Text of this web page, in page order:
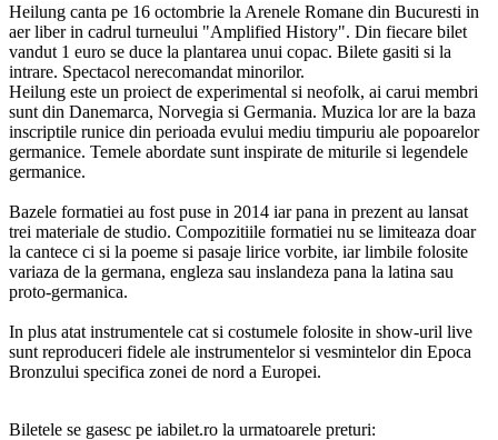
Heilung canta pe 16 octombrie la Arenele Romane din Bucuresti in
aer liber in cadrul turneului "Amplified History". Din fiecare bilet
vandut 1 euro se duce la plantarea unui copac. Bilete gasiti si la
intrare. Spectacol nerecomandat minorilor.
Heilung este un proiect de experimental si neofolk, ai carui membri
sunt din Danemarca, Norvegia si Germania. Muzica lor are la baza
inscriptile runice din perioada evului mediu timpuriu ale popoarelor
germanice. Temele abordate sunt inspirate de miturile si legendele
germanice.
Bazele formatiei au fost puse in 2014 iar pana in prezent au lansat
trei materiale de studio. Compozitiile formatiei nu se limiteaza doar
la cantece ci si la poeme si pasaje lirice vorbite, iar limbile folosite
variaza de la germana, engleza sau inslandeza pana la latina sau
proto-germanica.
In plus atat instrumentele cat si costumele folosite in show-uril live
sunt reproduceri fidele ale instrumentelor si vesmintelor din Epoca
Bronzului specifica zonei de nord a Europei.
Biletele se gasesc pe iabilet.ro la urmatoarele preturi: